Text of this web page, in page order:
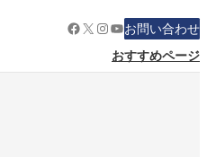
Facebook
X Instagram
YouTube
お問い合わせ
おすすめページ